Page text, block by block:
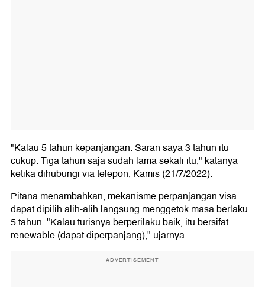
"Kalau 5 tahun kepanjangan. Saran saya 3 tahun itu
cukup. Tiga tahun saja sudah lama sekali itu," katanya
ketika dihubungi via telepon, Kamis (21/7/2022).
Pitana menambahkan, mekanisme perpanjangan visa
dapat dipilih alih-alih langsung menggetok masa berlaku
5 tahun. "Kalau turisnya berperilaku baik, itu bersifat
renewable (dapat diperpanjang)," ujarnya.
ADVERTISEMENT